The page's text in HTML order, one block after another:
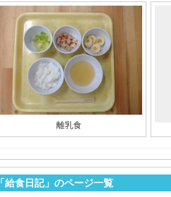
離乳食
「給食日記」のページ一覧